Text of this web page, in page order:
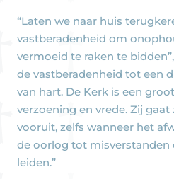
“Laten we naar huis
vastberadenheid om
vermoeid te raken te
de vastberadenheid tot een
van hart. De Kerk is een
verzoening en vrede. Zij
vooruit, zelfs wanneer het
de oorlog tot misverstanden
leiden.”